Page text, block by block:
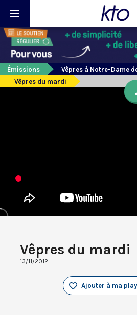
Émissions
Vêpres à Notre-Dame
Vêpres du mardi
Vêpres du mardi
13/11/2012
Ajouter à ma